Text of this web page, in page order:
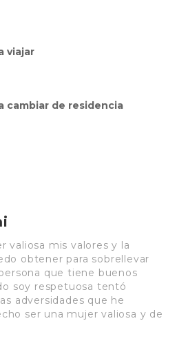
viajar
cambiar de residencia
valiosa mis valores y la
obtener para sobrellevar
que tiene buenos
soy respetuosa tentó
adversidades que he
ser una mujer valiosa y de